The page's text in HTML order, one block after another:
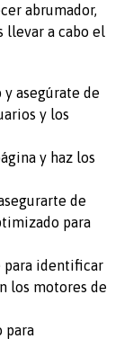
abrumador,
llevar a cabo el
asegúrate de
y los
y haz los
de
para
para identificar
los motores de
para